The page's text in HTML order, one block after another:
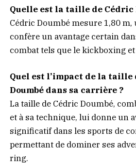
Quelle est la taille de Cédric
Cédric Doumbé mesure 1,80
confère un avantage certain
combat tels que le kickboxing et
Quel est l’impact de la taille
Doumbé dans sa carrière ?
La taille de Cédric Doumbé,
et à sa technique, lui donne un
significatif dans les sports de
permettant de dominer ses
ring.